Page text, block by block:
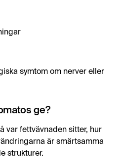
symtom om nerver eller
ge?
var fettvävnaden sitter, hur
är smärtsamma
strukturer.